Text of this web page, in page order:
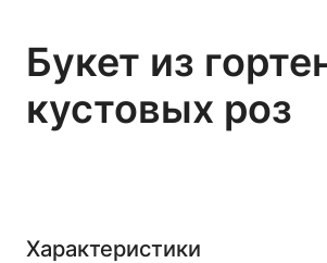
Букет из
кустовых роз
Характеристики